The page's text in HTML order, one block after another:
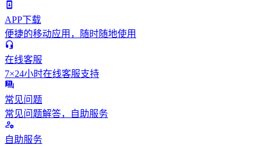
APP下载
便捷的移动应用，随时随地使用
在线客服
7×24小时在线客服支持
常见问题
常见问题解答，自助服务
自助服务